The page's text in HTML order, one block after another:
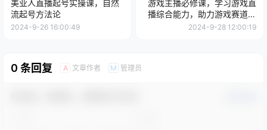
美业人直播起号实操课，自然
流起号方法论
2024-9-26 16:00:49
游戏主播必修课，学习游戏直
播综合能力，助力游戏赛道拿
到结果
2024-9-28 12:00:19
0 条回复 A 文章作者 M 管理员